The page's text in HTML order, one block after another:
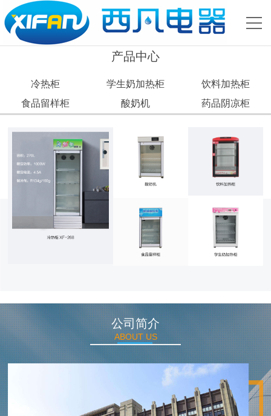
产品中心
冷热柜 学生奶加热柜
饮料加热柜
食品留样柜
酸奶机 药品阴凉柜
公司简介
ABOUT US